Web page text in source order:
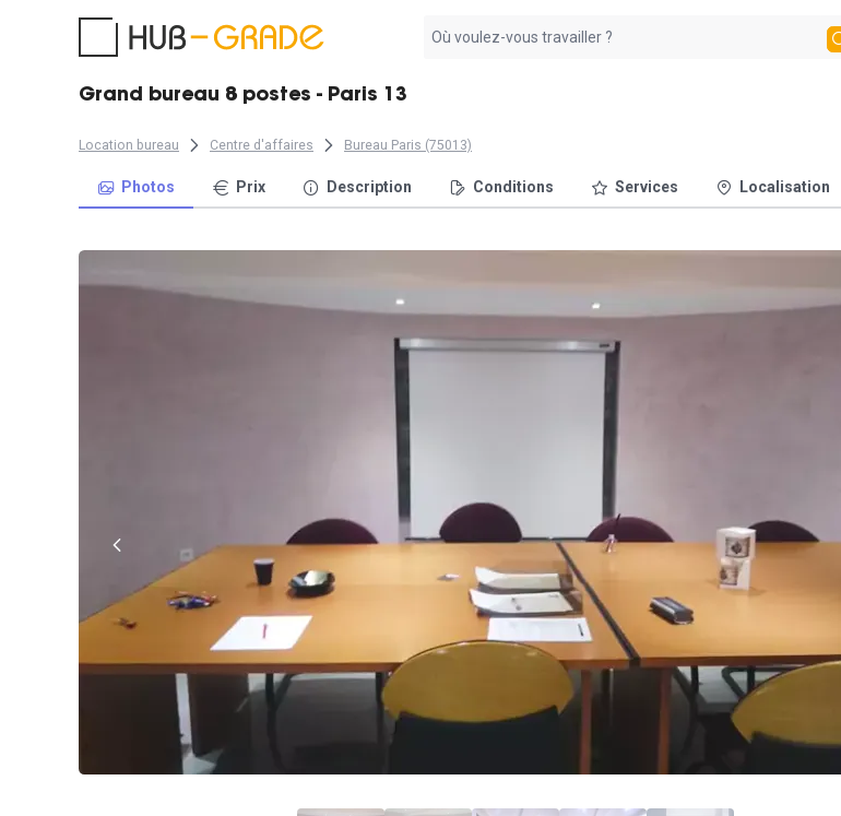
résultat
Grand bureau 8 postes - Paris 13
Location bureau Centre d'affaires Bureau Paris (75013)
Photos Prix Description Conditions Services Localisation